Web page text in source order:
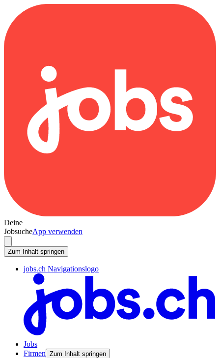
Deine
JobsucheApp verwenden
Zum Inhalt springen
jobs.ch Navigationslogo
Jobs
Firmen Zum Inhalt springen